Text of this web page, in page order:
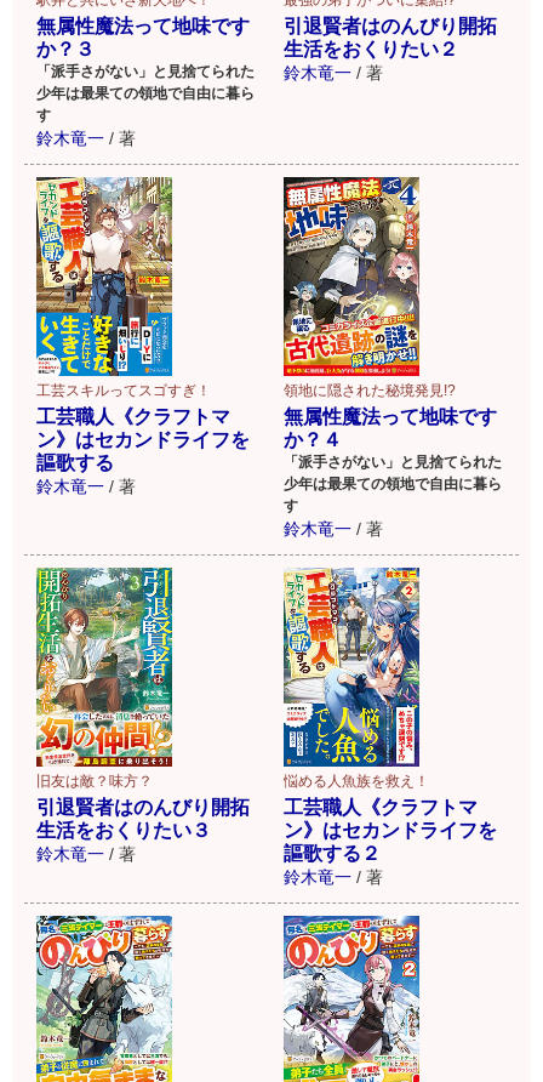
無属性魔法って地味です
か？３
「派手さがない」と見捨てられた
少年は最果ての領地で自由に暮ら
す
鈴木竜一 / 著
引退賢者はのんびり開拓
生活をおくりたい２
鈴木竜一 / 著
工芸スキルってスゴすぎ！
工芸職人《クラフトマ
ン》はセカンドライフを
謳歌する
鈴木竜一 / 著
領地に隠された秘境発見!?
無属性魔法って地味です
か？４
「派手さがない」と見捨てられた
少年は最果ての領地で自由に暮ら
す
鈴木竜一 / 著
旧友は敵？味方？
引退賢者はのんびり開拓
生活をおくりたい３
鈴木竜一 / 著
悩める人魚族を救え！
工芸職人《クラフトマ
ン》はセカンドライフを
謳歌する２
鈴木竜一 / 著